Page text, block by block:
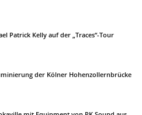
Patrick Kelly auf der „Traces“-Tour
der Kölner Hohenzollernbrücke